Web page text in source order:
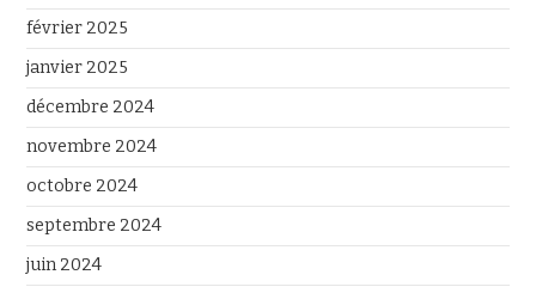
février 2025
janvier 2025
décembre 2024
novembre 2024
octobre 2024
septembre 2024
juin 2024